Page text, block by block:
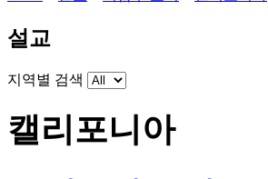
설교
지역별 검색
캘리포니아